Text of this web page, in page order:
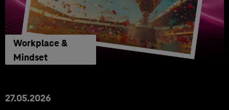
Workplace &
Mindset
27.05.2026